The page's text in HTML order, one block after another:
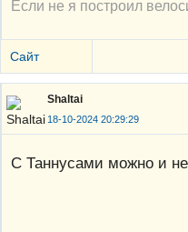
Если не я построил
Сайт
Shaltai
18-10-2024 20:29:29
С Таннусами можно и не